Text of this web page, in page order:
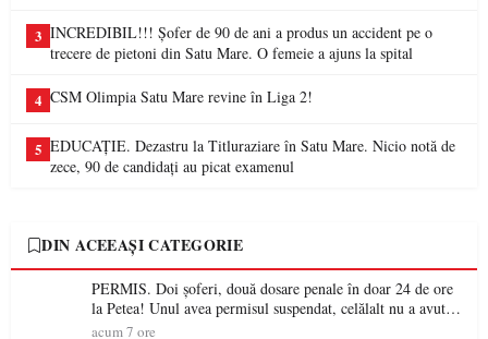
3 INCREDIBIL!!! Șofer de 90 de ani a produs un accident pe o
trecere de pietoni din Satu Mare. O femeie a ajuns la spital
4 CSM Olimpia Satu Mare revine în Liga 2!
5 EDUCAȚIE. Dezastru la Titluraziare în Satu Mare. Nicio notă de
zece, 90 de candidați au picat examenul
DIN ACEEAȘI CATEGORIE
PERMIS. Doi șoferi, două dosare penale în doar 24 de ore
la Petea! Unul avea permisul suspendat, celălalt nu a avut
niciodată permis
acum 7 ore